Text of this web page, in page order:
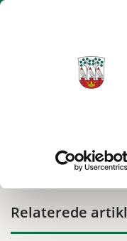
Ungecenter
Relaterede